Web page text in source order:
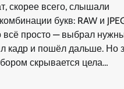
скорее всего, слышали
букв: RAW и
всё просто — выбрал
кадр и пошёл дальше. Но
скрывается цела…